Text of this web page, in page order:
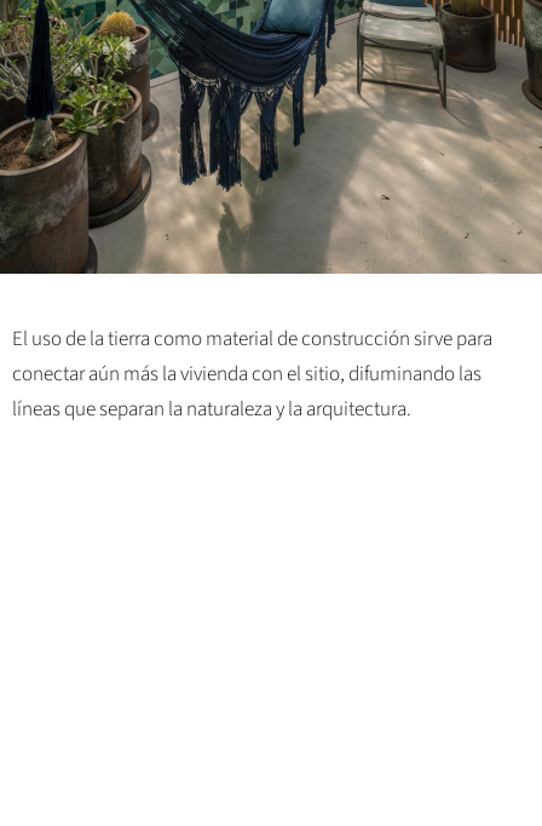
El uso de la tierra como material de construcción sirve para
conectar aún más la vivienda con el sitio, difuminando las
líneas que separan la naturaleza y la arquitectura.